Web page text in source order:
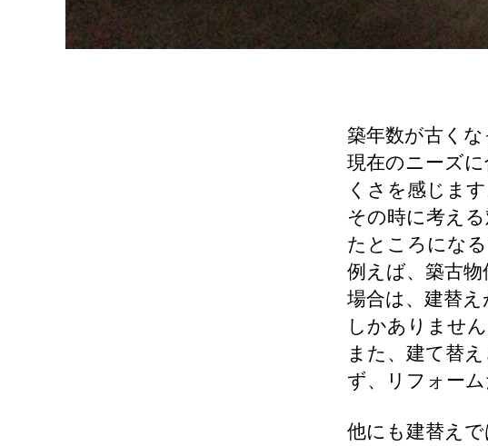
築年数が古く
現在のニーズ
くさを感じます
その時に考え
たところになる
例えば、築古
場合は、建替
しかありません
また、建て替
ず、リフォー
他にも建替え